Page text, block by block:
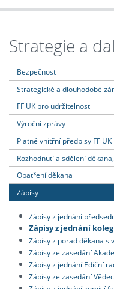
Strategie a
Bezpečnost
Strategické a dlouhodobé
FF UK pro udržitelnost
Výroční zprávy
Platné vnitřní předpisy FF UK
Rozhodnutí a sdělení
Opatření děkana
Zápisy
Zápisy z jednání
Zápisy z jednání
Zápisy z porad děkana s
Zápisy ze zasedání
Zápisy z jednání Ediční
Zápisy ze zasedání